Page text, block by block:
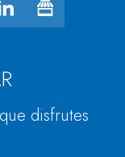
disfrutes